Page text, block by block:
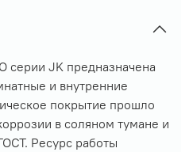
серии JK предназначена
и внутренние
покрытие прошло
в соляном тумане и
Ресурс работы